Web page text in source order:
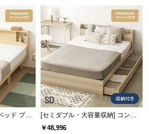
を取得
るクッション部分は、防塵・防水
基準を満たしております。
IP保護等級
保護等級の規格で、数字の1桁
目が防塵、2桁目が防水を意味
します。
ッド プレ
[セミダブル・大容量収納] コンセ
ント機能付きベッド プレミアムマ
￥48,996